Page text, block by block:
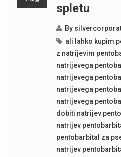
spletu
By
ali lahko kupim
z natrijevim
natrijevega
natrijevega
natrijevega
natrijevega
dobiti natrijev
natrijev
pentobarbital za
natrijev